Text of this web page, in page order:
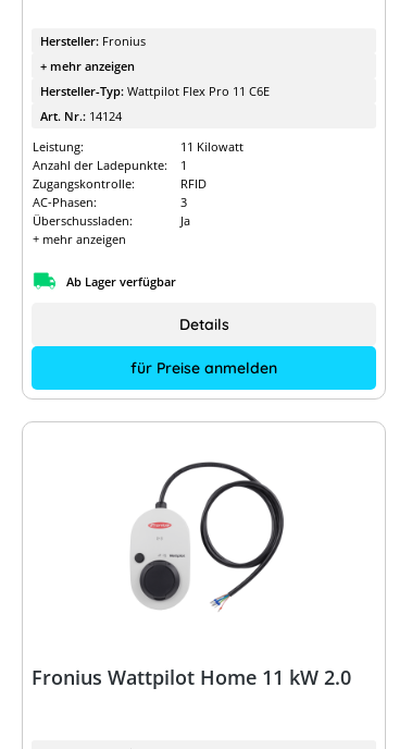
Hersteller: Fronius
+ mehr anzeigen
Hersteller-Typ: Wattpilot Flex Pro 11 C6E
Art. Nr.: 14124
Leistung:
11 Kilowatt
Anzahl der Ladepunkte:
1
Zugangskontrolle:
RFID
AC-Phasen:
3
Überschussladen:
Ja
+ mehr anzeigen
Ab Lager verfügbar
für Preise anmelden
Details
Fronius Wattpilot Home 11 kW 2.0